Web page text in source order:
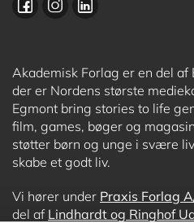
Akademisk Forlag er en del af
der er Nordens største
Egmont bring stories to life
film, games, bøger og
støtter børn og unge i svære
skabe et godt liv.
Vi hører under Praxis Forlag
del af Lindhardt og Ringhof